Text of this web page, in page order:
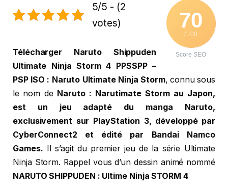
70
/ 100
Score SEO
5/5 - (2
votes)
Télécharger Naruto Shippuden
Ultimate Ninja Storm 4 PPSSPP –
PSP ISO : Naruto Ultimate Ninja Storm, connu sous
le nom de Naruto : Narutimate Storm au Japon,
est un jeu adapté du manga Naruto,
exclusivement sur PlayStation 3, développé par
CyberConnect2 et édité par Bandai Namco
Games. Il s’agit du premier jeu de la série Ultimate
Ninja Storm. Rappel vous d’un dessin animé nommé
NARUTO SHIPPUDEN : Ultime Ninja STORM 4